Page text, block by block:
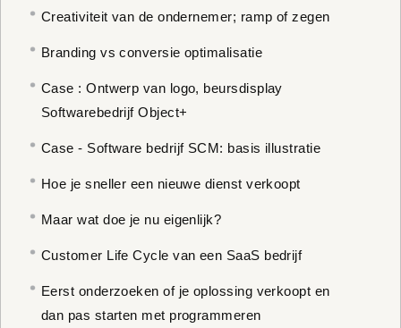
Creativiteit van de ondernemer; ramp of zegen
Branding vs conversie optimalisatie
Case : Ontwerp van logo, beursdisplay
Softwarebedrijf Object+
Case - Software bedrijf SCM: basis illustratie
Hoe je sneller een nieuwe dienst verkoopt
Maar wat doe je nu eigenlijk?
Customer Life Cycle van een SaaS bedrijf
Eerst onderzoeken of je oplossing verkoopt en
dan pas starten met programmeren